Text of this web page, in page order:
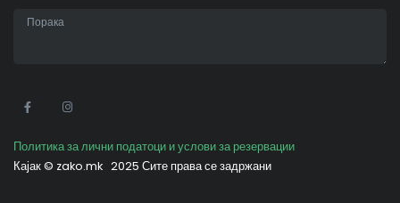
Политика за лични податоци и услови за резервации
Кајак © zako.mk 2025 Сите права се задржани